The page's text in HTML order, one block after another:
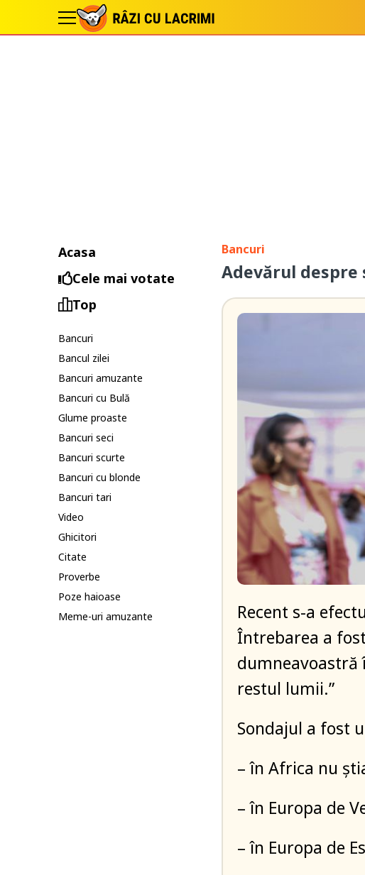
Acasa
Cele mai votate
Top
Bancuri
Bancul zilei
Bancuri amuzante
Bancuri cu Bulă
Glume proaste
Bancuri seci
Bancuri scurte
Bancuri cu blonde
Bancuri tari
Video
Ghicitori
Citate
Proverbe
Poze haioase
Meme-uri amuzante
Bancuri
Adevărul despre
Recent s-a
Întrebarea a
dumneavoastră
restul lumii.”
Sondajul a fost
– în Africa nu
– în Europa de
– în Europa de